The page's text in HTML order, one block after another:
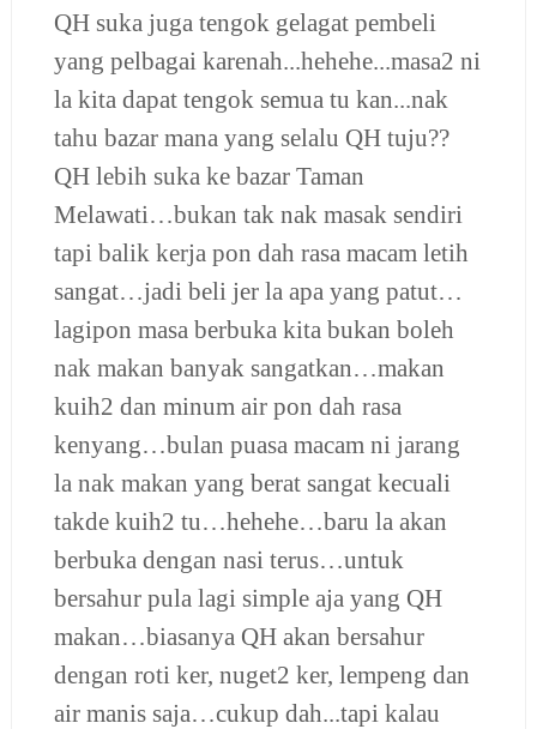
QH suka juga tengok gelagat pembeli
yang pelbagai karenah...hehehe...masa2 ni
la kita dapat tengok semua tu kan...nak
tahu bazar mana yang selalu QH tuju??
QH lebih suka ke bazar Taman
Melawati…bukan tak nak masak sendiri
tapi balik kerja pon dah rasa macam letih
sangat…jadi beli jer la apa yang patut…
lagipon masa berbuka kita bukan boleh
nak makan banyak sangatkan…makan
kuih2 dan minum air pon dah rasa
kenyang…bulan puasa macam ni jarang
la nak makan yang berat sangat kecuali
takde kuih2 tu…hehehe…baru la akan
berbuka dengan nasi terus…untuk
bersahur pula lagi simple aja yang QH
makan…biasanya QH akan bersahur
dengan roti ker, nuget2 ker, lempeng dan
air manis saja…cukup dah...tapi kalau